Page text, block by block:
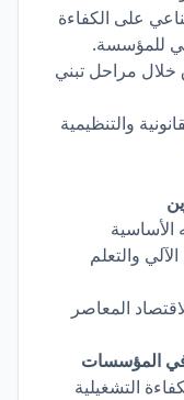
على الكفاءة
للمؤسسة.
خلال مراحل تبني
والتنظيمية
الأساسية
والتعلم
المعاصر
في المؤسسات
التشغيلية